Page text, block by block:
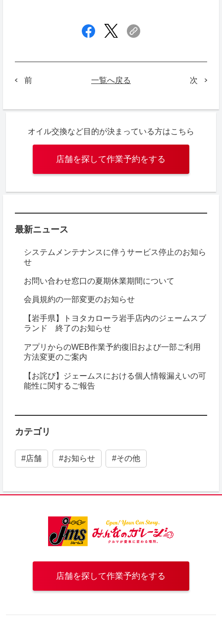
前 一覧へ戻る 次
オイル交換など目的が決まっている方はこちら
店舗を探して作業予約をする
最新ニュース
システムメンテナンスに伴うサービス停止のお知ら
せ
お問い合わせ窓口の夏期休業期間について
会員規約の一部変更のお知らせ
【岩手県】トヨタカローラ岩手店内のジェームスブ
ランド 終了のお知らせ
アプリからのWEB作業予約復旧および一部ご利用
方法変更のご案内
【お詫び】ジェームスにおける個人情報漏えいの可
能性に関するご報告
カテゴリ
#店舗 #お知らせ #その他
店舗を探して作業予約をする